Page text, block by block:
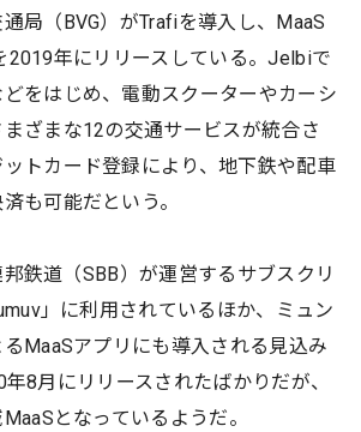
局（BVG）がTrafiを導入し、MaaS
2019年にリリースしている。Jelbiで
をはじめ、電動スクーターやカーシ
ざまな12の交通サービスが統合さ
トカード登録により、地下鉄や配車
も可能だという。
鉄道（SBB）が運営するサブスクリ
」に利用されているほか、ミュン
MaaSアプリにも導入される見込み
8月にリリースされたばかりだが、
となっているようだ。